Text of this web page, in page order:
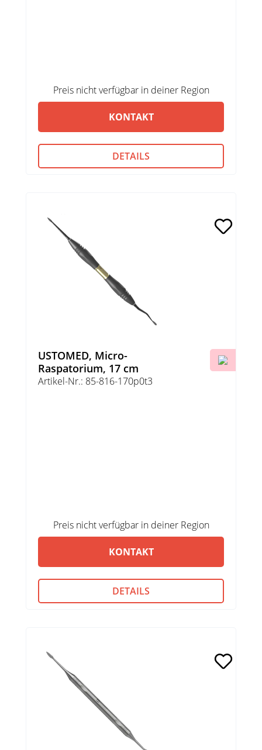
Preis nicht verfügbar in deiner Region
KONTAKT
DETAILS
USTOMED, Micro-
Raspatorium, 17 cm
Artikel-Nr.: 85-816-170p0t3
Preis nicht verfügbar in deiner Region
KONTAKT
DETAILS